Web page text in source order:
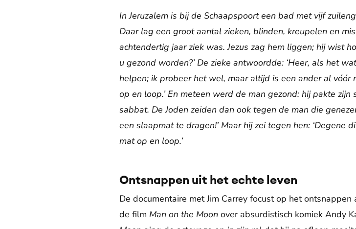
In Jeruzalem is bij de Schaapspoort een bad met vijf
Daar lag een groot aantal zieken, blinden, kreupelen en
achtendertig jaar ziek was. Jezus zag hem liggen; hij wist
u gezond worden?’ De zieke antwoordde: ‘Heer, als het
helpen; ik probeer het wel, maar altijd is een ander al vóór
op en loop.’ En meteen werd de man gezond: hij pakte
sabbat. De Joden zeiden dan ook tegen de man die
een slaapmat te dragen!’ Maar hij zei tegen hen: ‘Degene
mat op en loop.’
Ontsnappen uit het echte leven
De documentaire met Jim Carrey focust op het
de film Man on the Moon over absurdistisch komiek Andy